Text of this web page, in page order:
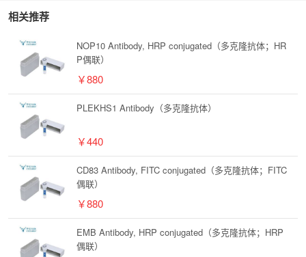
相关推荐
NOP10 Antibody, HRP conjugated（多克隆抗体；HR
P偶联）
￥880
PLEKHS1 Antibody（多克隆抗体）
￥440
CD83 Antibody, FITC conjugated（多克隆抗体；FITC
偶联）
￥880
EMB Antibody, HRP conjugated（多克隆抗体；HRP
偶联）